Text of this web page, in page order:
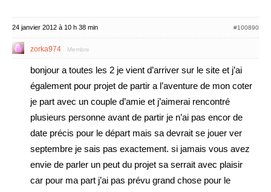
24 janvier 2012 à 10 h 38 min #100890
zorka974 Membre
bonjour a toutes les 2 je vient d’arriver sur le site et j’ai
également pour projet de partir a l’aventure de mon coter
je part avec un couple d’amie et j’aimerai rencontré
plusieurs personne avant de partir je n’ai pas encor de
date précis pour le départ mais sa devrait se jouer ver
septembre je sais pas exactement. si jamais vous avez
envie de parler un peut du projet sa serrait avec plaisir
car pour ma part j’ai pas prévu grand chose pour le